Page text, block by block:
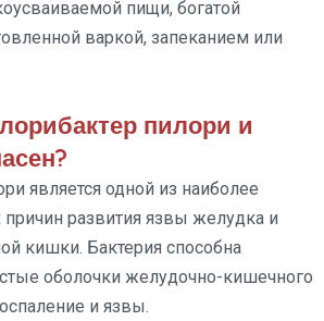
пищи, богатой
варкой, запеканием или
пилори и
является одной из наиболее
развития язвы желудка и
кишки. Бактерия способна
оболочки желудочно-кишечного
и язвы.